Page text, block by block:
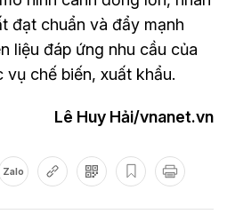
đạt chuẩn và đẩy mạnh
liệu đáp ứng nhu cầu của
vụ chế biến, xuất khẩu.
Lê Huy Hải/vnanet.vn
Zalo